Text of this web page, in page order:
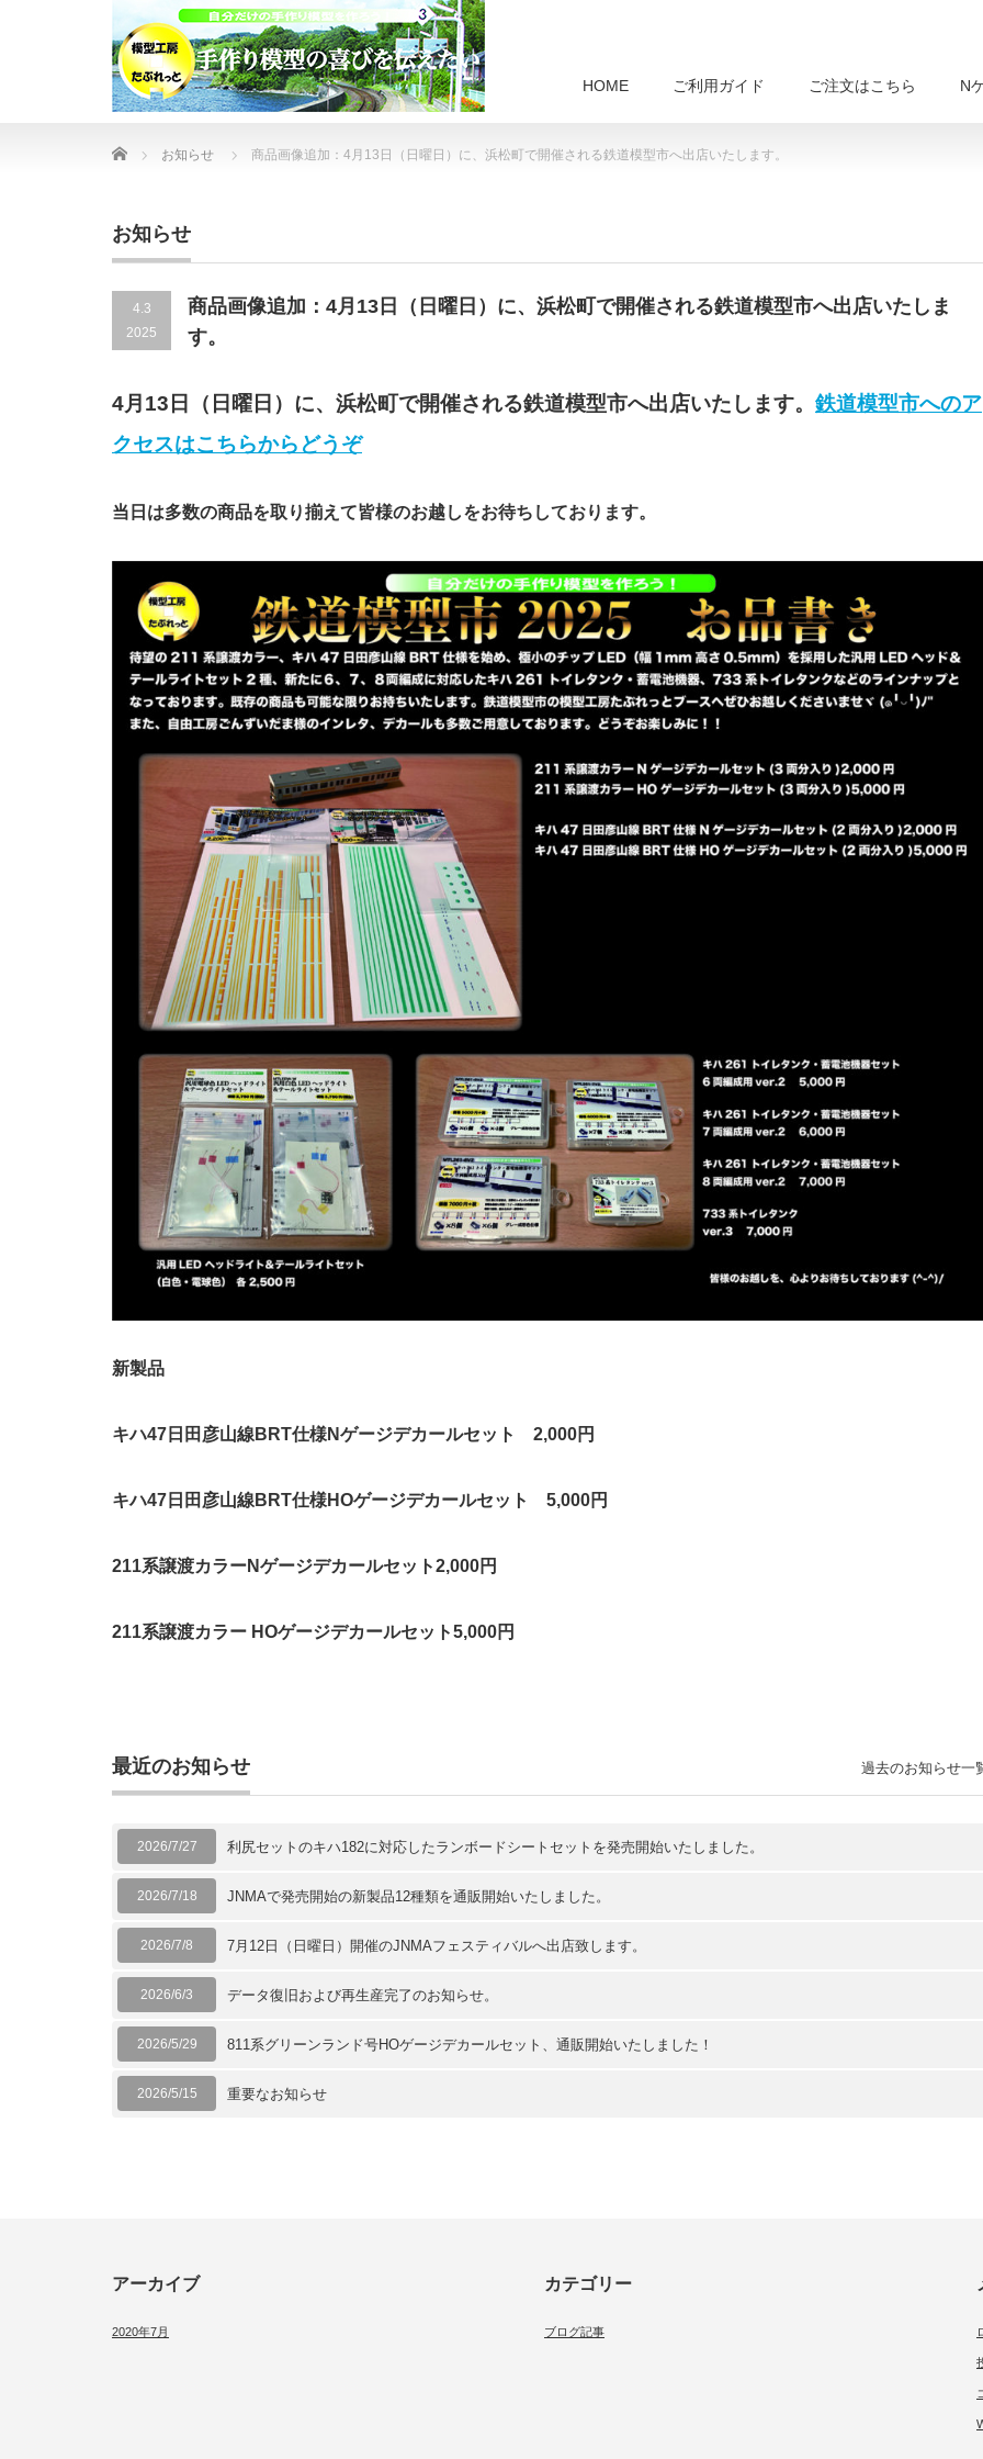
HOME ご利用ガイド ご注文はこちら N
Home お知らせ 商品画像追加：4月13日（日曜日）に、浜松町で開催される鉄道模型市へ出店いたします。
お知らせ
4.3
2025
商品画像追加：4月13日（日曜日）に、浜松町で開催される鉄道模型市へ出店いたしま
す。
4月13日（日曜日）に、浜松町で開催される鉄道模型市へ出店いたします。 鉄道模型市へのア
クセスはこちらからどうぞ
当日は多数の商品を取り揃えて皆様のお越しをお待ちしております。
新製品
キハ47日田彦山線BRT仕様Nゲージデカールセット 2,000円
キハ47日田彦山線BRT仕様HOゲージデカールセット 5,000円
211系譲渡カラーNゲージデカールセット2,000円
211系譲渡カラー HOゲージデカールセット5,000円
最近のお知らせ
2026/7/27 利尻セットのキハ182に対応したランボードシートセットを発売開始いたしました。
2026/7/18 JNMAで発売開始の新製品12種類を通販開始いたしました。
2026/7/8 7月12日（日曜日）開催のJNMAフェスティバルへ出店致します。
2026/6/3 データ復旧および再生産完了のお知らせ。
2026/5/29 811系グリーンランド号HOゲージデカールセット、通販開始いたしました！
2026/5/15 重要なお知らせ
過去のお知らせ一
アーカイブ
2020年7月
カテゴリー
ブログ記事